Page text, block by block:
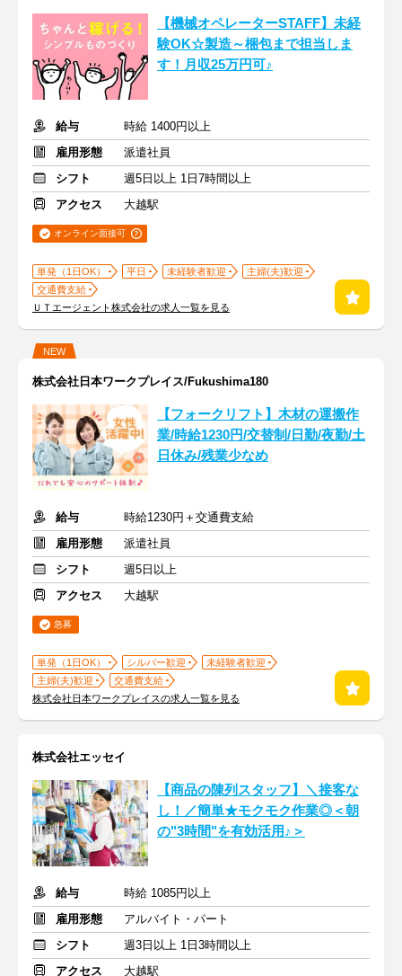
【機械オペレーターSTAFF】未経
験OK☆製造～梱包まで担当しま
す！月収25万円可♪
給与
時給 1400円以上
雇用形態
派遣社員
シフト
週5日以上 1日7時間以上
アクセス
大越駅
オンライン面接可
単発（1日OK） 平日 未経験者歓迎
主婦(夫)歓迎
交通費支給
ＵＴエージェント株式会社の求人一覧を見る
NEW
株式会社日本ワークプレイス/Fukushima180
【フォークリフト】木材の運搬作
業/時給1230円/交替制/日勤/夜勤/土
日休み/残業少なめ
給与
時給1230円＋交通費支給
雇用形態
派遣社員
シフト
週5日以上
アクセス
大越駅
急募
単発（1日OK） シルバー歓迎
未経験者歓迎
主婦(夫)歓迎
交通費支給
株式会社日本ワークプレイスの求人一覧を見る
株式会社エッセイ
【商品の陳列スタッフ】＼接客な
し！／簡単★モクモク作業◎＜朝
の"3時間"を有効活用♪＞
給与
時給 1085円以上
雇用形態
アルバイト・パート
シフト
週3日以上 1日3時間以上
アクセス
大越駅